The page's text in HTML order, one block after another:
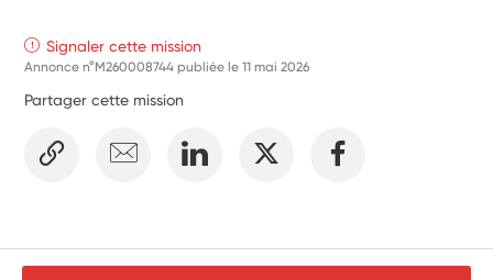
Signaler cette mission
Annonce n°M260008744 publiée le11 mai 2026
Partager cette mission